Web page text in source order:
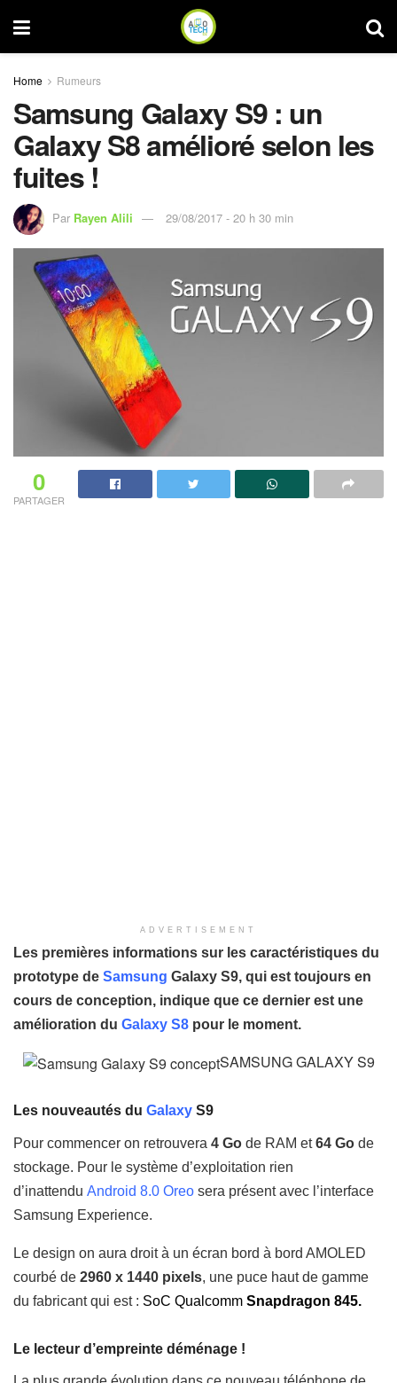
Home Rumeurs
Samsung Galaxy S9 : un
Galaxy S8 amélioré selon les
fuites !
Par Rayen Alili 29/08/2017 - 20 h 30 min
0
PARTAGER
ADVERTISEMENT
Les premières informations sur les caractéristiques du
prototype de Samsung Galaxy S9, qui est toujours en
cours de conception, indique que ce dernier est une
amélioration du Galaxy S8 pour le moment.
SAMSUNG GALAXY S9
Les nouveautés du Galaxy S9
Pour commencer on retrouvera 4 Go de RAM et64 Go de
stockage. Pour le système d’exploitation rien
d’inattendu Android 8.0 Oreo sera présent avec l’interface
Samsung Experience.
Le design on aura droit à un écran bord à bord AMOLED
courbé de 2960 x 1440 pixels, une puce haut de gamme
du fabricant qui est : SoC Qualcomm Snapdragon 845.
Le lecteur d’empreinte déménage !